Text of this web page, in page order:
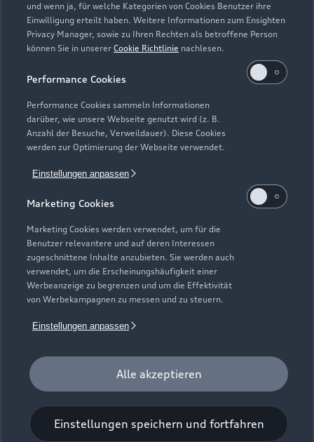
und wenn ja, für welche Kategorien von Cookies Benutzer ihre
Einwilligung erteilt haben. Weitere Informationen zum Ensighten
Privacy Manager, sowie zu Ihren Rechten als betroffene Person
können Sie in unserer Cookie Richtlinie nachlesen.
Performance Cookies
Performance Cookies sammeln Informationen
darüber, wie unsere Webseite genutzt wird (z. B.
Anzahl der Besuche, Verweildauer). Diese Cookies
werden zur Optimierung der Webseite verwendet.
Einstellungen anpassen
Marketing Cookies
Marketing Cookies werden verwendet, um für die
Benutzer relevantere und auf deren Interessen
zugeschnittene Inhalte anzubieten. Sie werden auch
verwendet, um die Erscheinungshäufigkeit einer
Werbeanzeige zu begrenzen und um die Effektivität
von Werbekampagnen zu messen und zu steuern.
Einstellungen anpassen
Alle akzeptieren
Einstellungen speichern und fortfahren
Modelle
Elektromodelle
Plug-in-Hybride
Neuwagensuche
Gebrauchtwagensuche
Geschäftskunden
Service & Zubehör
Saisonale Angebote
Audi Services
Garantie
Audi digital services
myAudi
Support
Audi Code
Häufige Fragen (FAQ)
Audi Online Beratung
Online-Terminvereinbarung
Servicekontakt
Bordbuch & Bedienungsanleitungen
Verträge kündigen
Über Audi
Unternehmen
Karriere
Investor Relations
Audi erleben
© 2026 AUDI AG. Alle Rechte vorbehalten
Impressum Rechtliches
Cookie-Richtlinie
Digital Services Act
EU Data Act